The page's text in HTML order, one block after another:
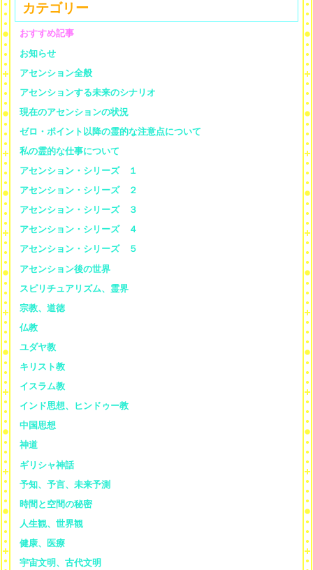
カテゴリー
おすすめ記事
お知らせ
アセンション全般
アセンションする未来のシナリオ
現在のアセンションの状況
ゼロ・ポイント以降の霊的な注意点について
私の霊的な仕事について
アセンション・シリーズ １
アセンション・シリーズ ２
アセンション・シリーズ ３
アセンション・シリーズ ４
アセンション・シリーズ ５
アセンション後の世界
スピリチュアリズム、霊界
宗教、道徳
仏教
ユダヤ教
キリスト教
イスラム教
インド思想、ヒンドゥー教
中国思想
神道
ギリシャ神話
予知、予言、未来予測
時間と空間の秘密
人生観、世界観
健康、医療
宇宙文明、古代文明